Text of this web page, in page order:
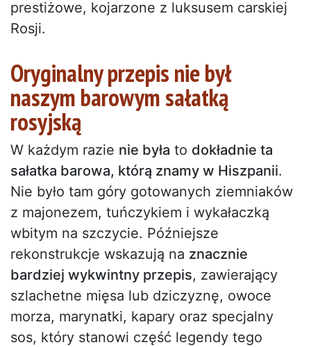
prestiżowe, kojarzone z luksusem carskiej
Rosji.
Oryginalny przepis nie był
naszym barowym sałatką
rosyjską
W każdym razie nie była to dokładnie ta
sałatka barowa, którą znamy w Hiszpanii.
Nie było tam góry gotowanych ziemniaków
z majonezem, tuńczykiem i wykałaczką
wbitym na szczycie. Późniejsze
rekonstrukcje wskazują na znacznie
bardziej wykwintny przepis, zawierający
szlachetne mięsa lub dziczyznę, owoce
morza, marynatki, kapary oraz specjalny
sos, który stanowi część legendy tego